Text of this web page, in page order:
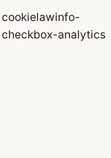
cookielawinfo-
checkbox-analytics